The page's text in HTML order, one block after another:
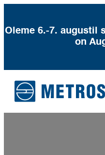
Oleme 6.-7. augustil
on
juurde